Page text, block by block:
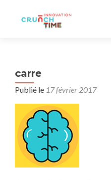
carre
Publié le 17 février 2017